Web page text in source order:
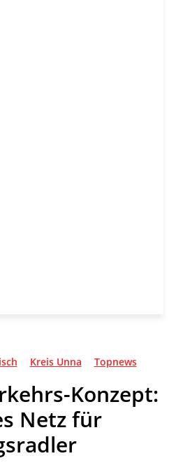
Kreis Unna Topnews
Konzept:
Netz für